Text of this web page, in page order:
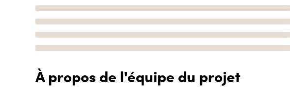
À propos de l'équipe du projet